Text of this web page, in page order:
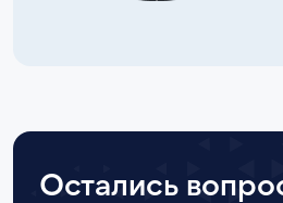
Остались